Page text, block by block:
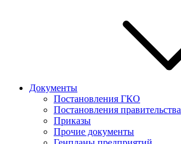
Документы
Постановления ГКО
Постановления правительства
Приказы
Прочие документы